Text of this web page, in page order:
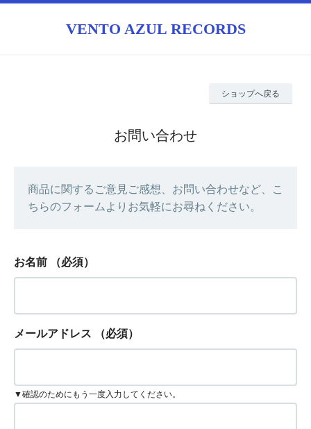
VENTO AZUL RECORDS
ショップへ戻る
お問い合わせ
商品に関するご意見ご感想、お問い合わせなど、こ
ちらのフォームよりお気軽にお尋ねください。
お名前 （必須）
メールアドレス （必須）
▼確認のためにもう一度入力してください。